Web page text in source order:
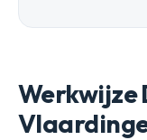
Werkwijze